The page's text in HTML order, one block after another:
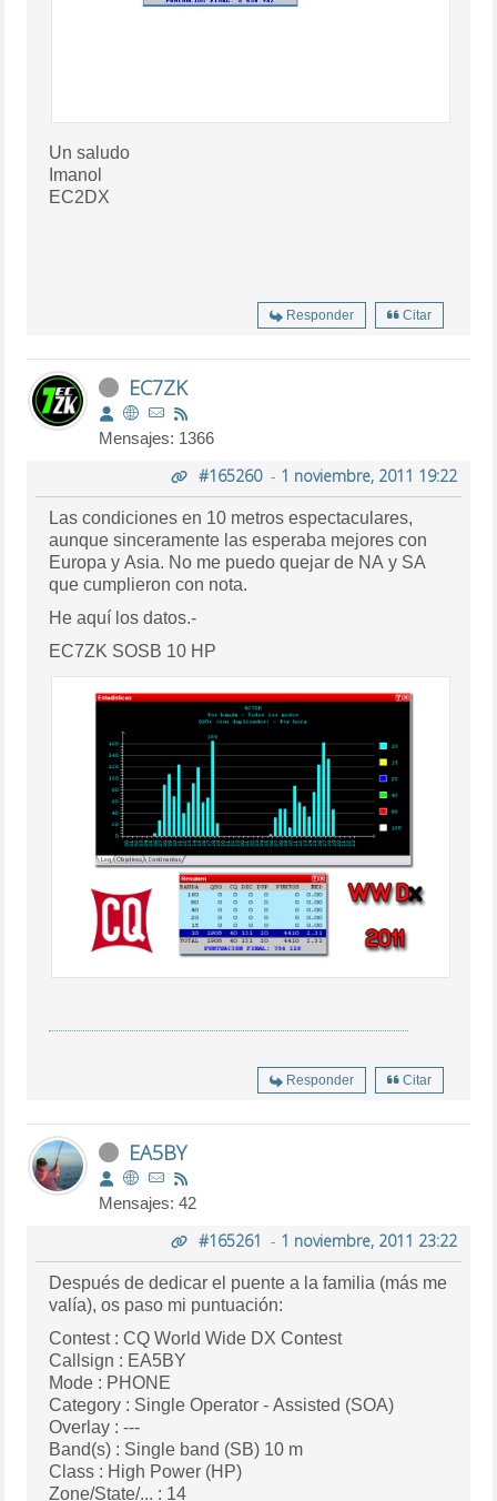
Un saludo
Imanol
EC2DX
Responder Citar
EC7ZK
Mensajes: 1366
#165260- 1 noviembre, 2011 19:22
Las condiciones en 10 metros espectaculares,
aunque sinceramente las esperaba mejores con
Europa y Asia. No me puedo quejar de NA y SA
que cumplieron con nota.
He aquí los datos.-
EC7ZK SOSB 10 HP
Responder Citar
EA5BY
Mensajes: 42
#165261 - 1 noviembre, 2011 23:22
Después de dedicar el puente a la familia (más me
valía), os paso mi puntuación:
Contest : CQ World Wide DX Contest
Callsign : EA5BY
Mode : PHONE
Category : Single Operator - Assisted (SOA)
Overlay : ---
Band(s) : Single band (SB) 10 m
Class : High Power (HP)
Zone/State/... : 14